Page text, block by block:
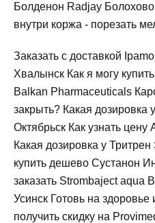
Болденон Radjay Болохово
внутри коржа - порезать
Заказать с доставкой
Хвалынск Как я могу
Balkan Pharmaceuticals
закрыть? Какая дозировка
Октябрьск Как узнать
Какая дозировка у
купить дешево Сустанон
заказать Strombaject aqua
Усинск Готовь на здоровье
получить скидку на